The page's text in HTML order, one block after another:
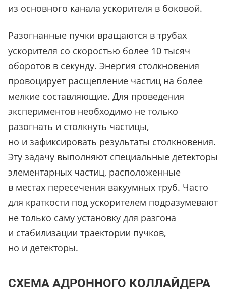
из основного канала ускорителя в боковой.
Разогнанные пучки вращаются в трубах
ускорителя со скоростью более 10 тысяч
оборотов в секунду. Энергия столкновения
провоцирует расщепление частиц на более
мелкие составляющие. Для проведения
экспериментов необходимо не только
разогнать и столкнуть частицы,
но и зафиксировать результаты столкновения.
Эту задачу выполняют специальные детекторы
элементарных частиц, расположенные
в местах пересечения вакуумных труб. Часто
для краткости под ускорителем подразумевают
не только саму установку для разгона
и стабилизации траектории пучков,
но и детекторы.
СХЕМА АДРОННОГО КОЛЛАЙДЕРА